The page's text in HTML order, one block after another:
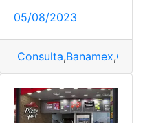
05/08/2023
Consulta,Banamex,